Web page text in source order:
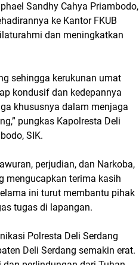
Sandhy Cahya Priambodo,
ke Kantor FKUB
dan meningkatkan
sehingga kerukunan umat
kondusif dan kedepannya
khususnya dalam menjaga
pungkas Kapolresta Deli
SIK.
perjudian, dan Narkoba,
mengucapkan terima kasih
ini turut membantu pihak
tugas di lapangan.
Polresta Deli Serdang
Deli Serdang semakin erat.